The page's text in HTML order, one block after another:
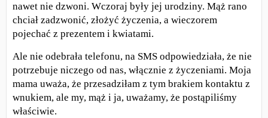
nawet nie dzwoni. Wczoraj były jej urodziny. Mąż rano
chciał zadzwonić, złożyć życzenia, a wieczorem
pojechać z prezentem i kwiatami.
Ale nie odebrała telefonu, na SMS odpowiedziała, że nie
potrzebuje niczego od nas, włącznie z życzeniami. Moja
mama uważa, że przesadziłam z tym brakiem kontaktu z
wnukiem, ale my, mąż i ja, uważamy, że postąpiliśmy
właściwie.